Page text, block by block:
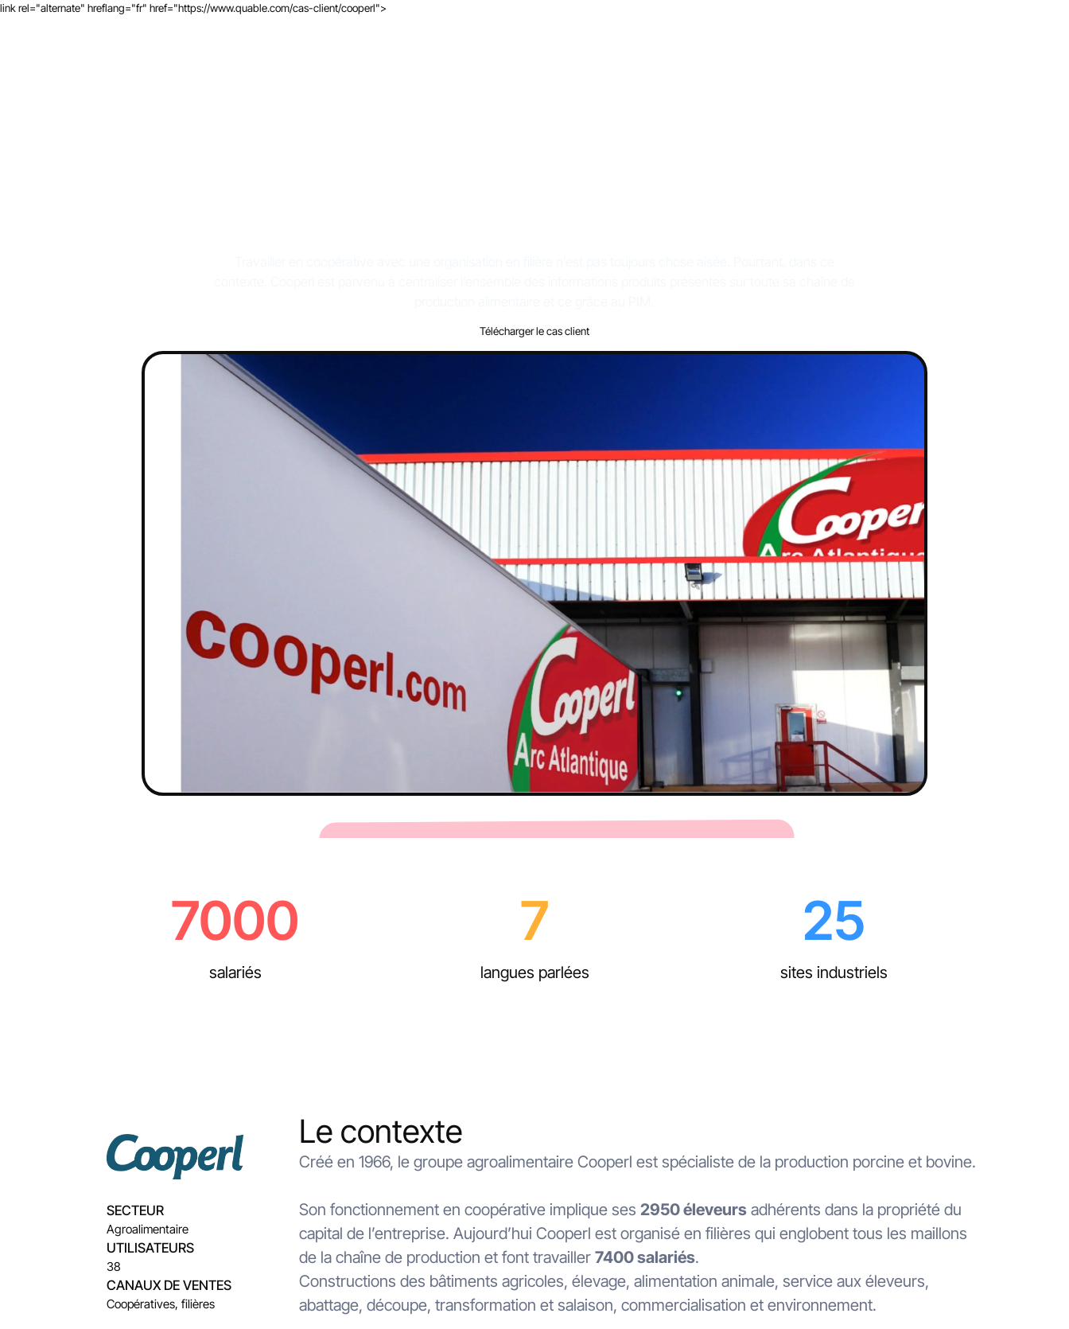
link rel="alternate" hreflang="fr" href="https://www.quable.com/cas-client/cooperl">
Télécharger le cas client
7000
salariés
7
langues parlées
25
sites industriels
SECTEUR
Agroalimentaire
UTILISATEURS
38
CANAUX DE VENTES
Coopératives, filières
Le contexte
Créé en 1966, le groupe agroalimentaire Cooperl est spécialiste de la production porcine et bovine.
Son fonctionnement en coopérative implique ses2950 éleveurs adhérents dans la propriété du
capital de l’entreprise. Aujourd’hui Cooperl est organisé en filières qui englobent tous les maillons
de la chaîne de production et font travailler7400 salariés.
Constructions des bâtiments agricoles, élevage, alimentation animale, service aux éleveurs,
abattage, découpe, transformation et salaison, commercialisation et environnement.